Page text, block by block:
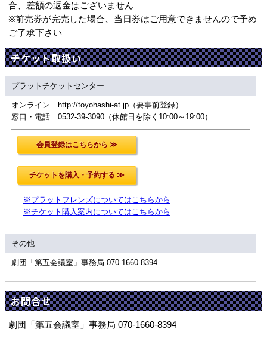
合、差額の返金はございません
※前売券が完売した場合、当日券はご用意できませんので予め
ご了承下さい
チケット取扱い
プラットチケットセンター
オンライン http://toyohashi-at.jp（要事前登録）
窓口・電話 0532-39-3090（休館日を除く10:00～19:00）
※プラットフレンズについてはこちらから
※チケット購入案内についてはこちらから
その他
劇団「第五会議室」事務局 070-1660-8394
お問合せ
劇団「第五会議室」事務局 070-1660-8394